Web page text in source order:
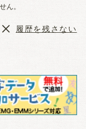
ん。
履歴を残さない